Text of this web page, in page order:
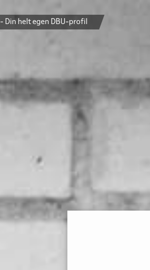
- Din helt egen DBU-profil